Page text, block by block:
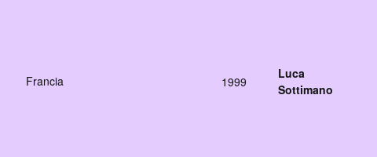
Francia 1999
Luca
Sottimano